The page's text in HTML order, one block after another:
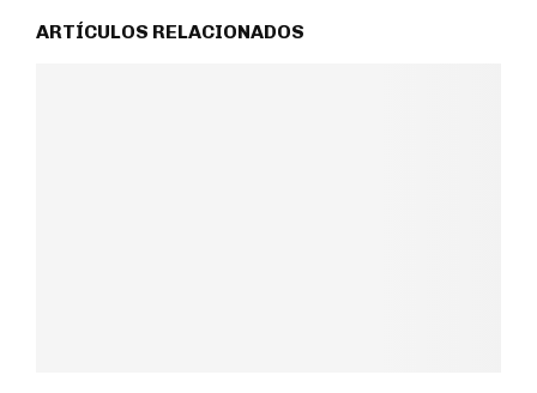
ARTÍCULOS RELACIONADOS